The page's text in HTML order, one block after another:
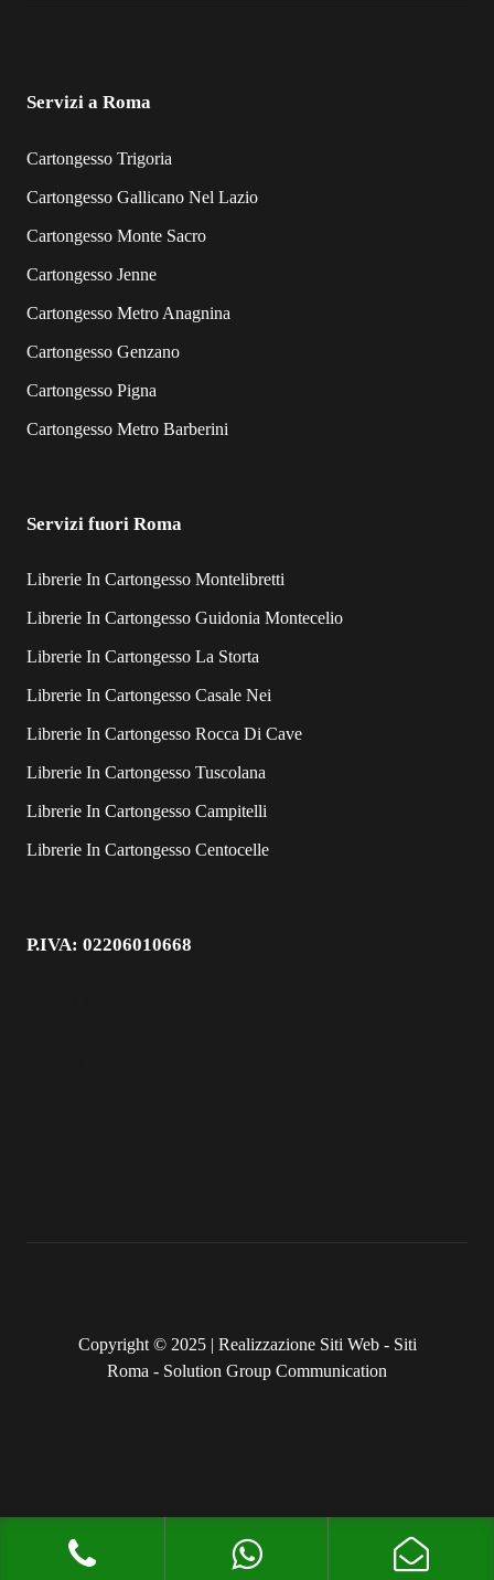
Servizi a Roma
Cartongesso Trigoria
Cartongesso Gallicano Nel Lazio
Cartongesso Monte Sacro
Cartongesso Jenne
Cartongesso Metro Anagnina
Cartongesso Genzano
Cartongesso Pigna
Cartongesso Metro Barberini
Servizi fuori Roma
Librerie In Cartongesso Montelibretti
Librerie In Cartongesso Guidonia Montecelio
Librerie In Cartongesso La Storta
Librerie In Cartongesso Casale Nei
Librerie In Cartongesso Rocca Di Cave
Librerie In Cartongesso Tuscolana
Librerie In Cartongesso Campitelli
Librerie In Cartongesso Centocelle
P.IVA: 02206010668
Copyright © 2025 | Realizzazione Siti Web- Siti
Roma - Solution Group Communication